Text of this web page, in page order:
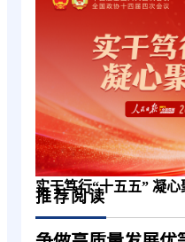
实干笃行“十五五” 凝
推荐阅读